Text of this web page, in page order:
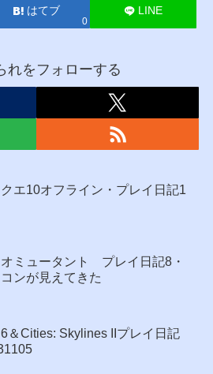
はてブ
0
LINE
れをフォローする
クエ10オフライン・プレイ日記1
ミュータント プレイ日記8・
コンが見えてきた
＆Cities: Skylines IIプレイ日記